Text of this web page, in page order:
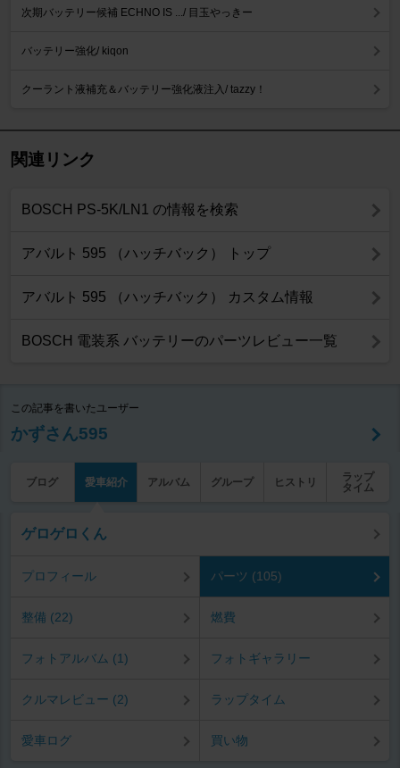
次期バッテリー候補 ECHNO IS .../ 目玉やっきー
バッテリー強化/ kiqon
クーラント液補充＆バッテリー強化液注入/ tazzy！
関連リンク
BOSCH PS-5K/LN1 の情報を検索
アバルト 595 （ハッチバック） トップ
アバルト 595 （ハッチバック） カスタム情報
BOSCH 電装系 バッテリーのパーツレビュー一覧
この記事を書いたユーザー
かずさん595
ブログ 愛車紹介 アルバム グループ ヒストリ
ラップ
タイム
ゲロゲロくん
プロフィール パーツ (105)
整備 (22) 燃費
フォトアルバム (1) フォトギャラリー
クルマレビュー (2) ラップタイム
愛車ログ 買い物